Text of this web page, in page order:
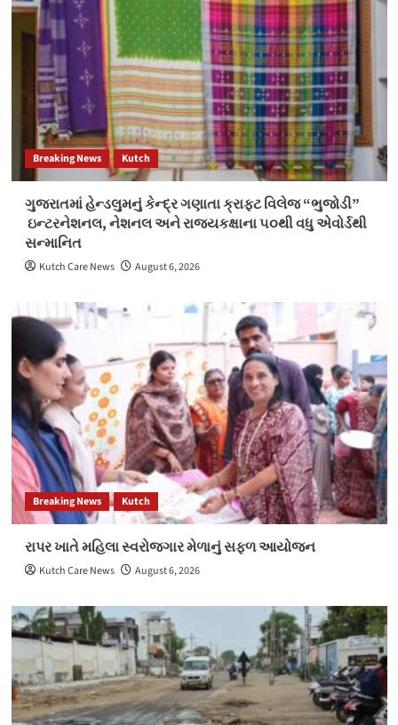
Breaking News Kutch
ગુજરાતમાં હેન્ડલુમનું કેન્દ્ર ગણાતા ક્રાફ્ટ વિલેજ “ભુજોડી”
ઇન્ટરનેશનલ, નેશનલ અને રાજ્યકક્ષાના ૫૦થી વધુ એવોર્ડથી
સન્માનિત
Kutch Care News August 6, 2026
Breaking News Kutch
રાપર ખાતે મહિલા સ્વરોજગાર મેળાનું સફળ આયોજન
Kutch Care News August 6, 2026